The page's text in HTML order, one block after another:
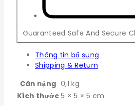
Guaranteed Safe And Secure
Thông tin bổ sung
Shipping & Return
Cân nặng 0,1 kg
Kích thước 5 × 5 × 5 cm